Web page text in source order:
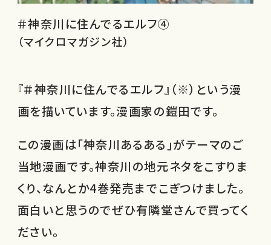
＃神奈川に住んでるエルフ④
（マイクロマガジン社）
『＃神奈川に住んでるエルフ』（※）という漫
画を描いています。漫画家の鎧田です。
この漫画は「神奈川あるある」がテーマのご
当地漫画です。神奈川の地元ネタをこすりま
くり、なんとか4巻発売までこぎつけました。
面白いと思うのでぜひ有隣堂さんで買ってく
ださい。